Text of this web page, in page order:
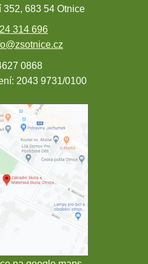
352, 683 54 Otnice
314 696
0868
2043 9731/0100